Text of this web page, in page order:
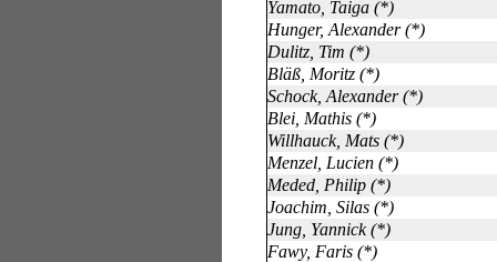
Yamato, Taiga (*)
Hunger, Alexander (*)
Dulitz, Tim (*)
Bläß, Moritz (*)
Schock, Alexander (*)
Blei, Mathis (*)
Willhauck, Mats (*)
Menzel, Lucien (*)
Meded, Philip (*)
Joachim, Silas (*)
Jung, Yannick (*)
Fawy, Faris (*)